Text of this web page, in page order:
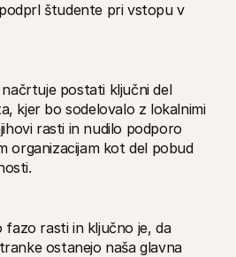
študente pri vstopu v
postati ključni del
kjer bo sodelovalo z lokalnimi
rasti in nudilo podporo
organizacijam kot del pobud
fazo rasti in ključno je, da
ostanejo naša glavna